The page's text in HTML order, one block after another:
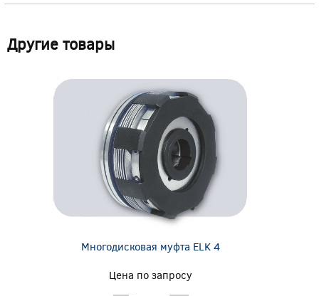
Другие товары
Многодисковая муфта ELK 4
Цена по запросу